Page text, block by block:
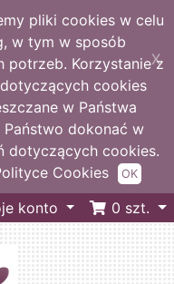
pliki cookies w celu
w tym w sposób
potrzeb. Korzystanie z
cookies
w Państwa
dokonać w
dotyczących cookies.
Cookies
X
OK
konto 0 szt.